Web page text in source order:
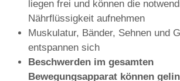
liegen frei und können die
Nährflüssigkeit aufnehmen
Muskulatur, Bänder, Sehnen und
entspannen sich
Beschwerden im gesamten
Bewegungsapparat können